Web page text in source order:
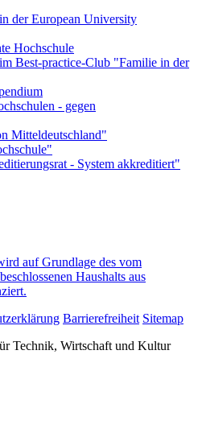
auf Grundlage des vom
Haushalts aus
Barrierefreiheit Sitemap
Technik, Wirtschaft und Kultur